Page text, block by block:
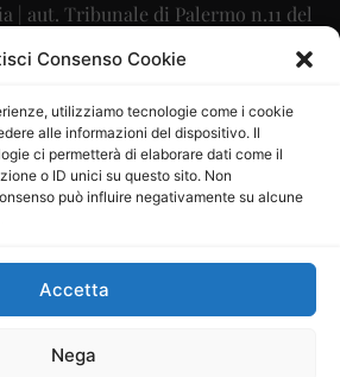
Consenso Cookie
utilizziamo tecnologie come i cookie
alle informazioni del dispositivo. Il
ci permetterà di elaborare dati come il
o ID unici su questo sito. Non
può influire negativamente su alcune
Accetta
Nega
aut. Tribunale di Palermo n.11 del
29/09/2015
Maurizio Scaglione
Maria Calabrese
P.IVA: 06334930820
Società Cooperativa a r.l. è
Operatori di Comunicazione al